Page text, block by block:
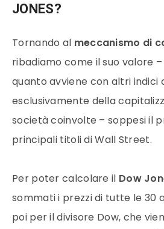
JONES?
Tornando al meccanismo di
ribadiamo come il suo valore
quanto avviene con altri indici
esclusivamente della
società coinvolte – soppesi il
principali titoli di Wall Street.
Per poter calcolare il Dow
sommati i prezzi di tutte le 30
poi per il divisore Dow, che